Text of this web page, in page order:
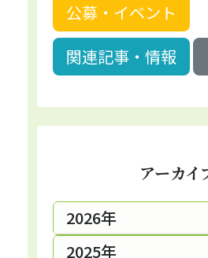
公募・イベント
関連記事・情報
アーカイ
2026年
2025年